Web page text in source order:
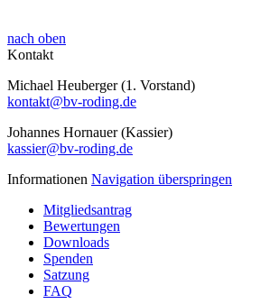
nach oben
Kontakt
Michael Heuberger (1. Vorstand)
kontakt@bv-roding.de
Johannes Hornauer (Kassier)
kassier@bv-roding.de
Informationen Navigation überspringen
Mitgliedsantrag
Bewertungen
Downloads
Spenden
Satzung
FAQ